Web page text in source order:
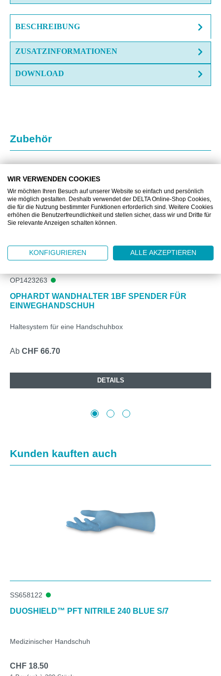
BESCHREIBUNG
ZUSATZINFORMATIONEN
DOWNLOAD
Produktgalerie überspringen
Zubehör
OP1423263
OPHARDT WANDHALTER 1BF SPENDER FÜR
EINWEGHANDSCHUH
Haltesystem für eine Handschuhbox
Ab CHF 66.70
DETAILS
Produktgalerie überspringen
Kunden kauften auch
SS658122
DUOSHIELD™ PFT NITRILE 240 BLUE S/7
Medizinischer Handschuh
CHF 18.50
WIR VERWENDEN COOKIES
Wir möchten Ihren Besuch auf unserer Website so einfach und persönlich
wie möglich gestalten. Deshalb verwendet der DELTA Online-Shop Cookies,
die für die Nutzung bestimmter Funktionen erforderlich sind. Weitere Cookies
erhöhen die Benutzerfreundlichkeit und stellen sicher, dass wir und Dritte für
Sie relevante Anzeigen schalten können.
KONFIGURIEREN ALLE AKZEPTIEREN